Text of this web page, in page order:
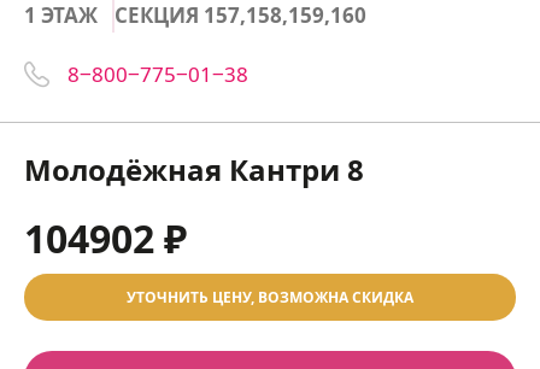
1 ЭТАЖ СЕКЦИЯ 157,158,159,160
8‒800‒775‒01‒38
Молодёжная Кантри 8
104902 ₽
УТОЧНИТЬ ЦЕНУ, ВОЗМОЖНА СКИДКА